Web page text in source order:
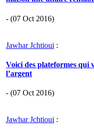
- (07 Oct 2016)
Jawhar Jchtioui :
Voici des plateformes qui
l’argent
- (07 Oct 2016)
Jawhar Jchtioui :